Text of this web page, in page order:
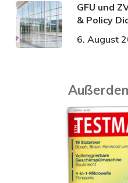
GFU und
& Policy
6. August